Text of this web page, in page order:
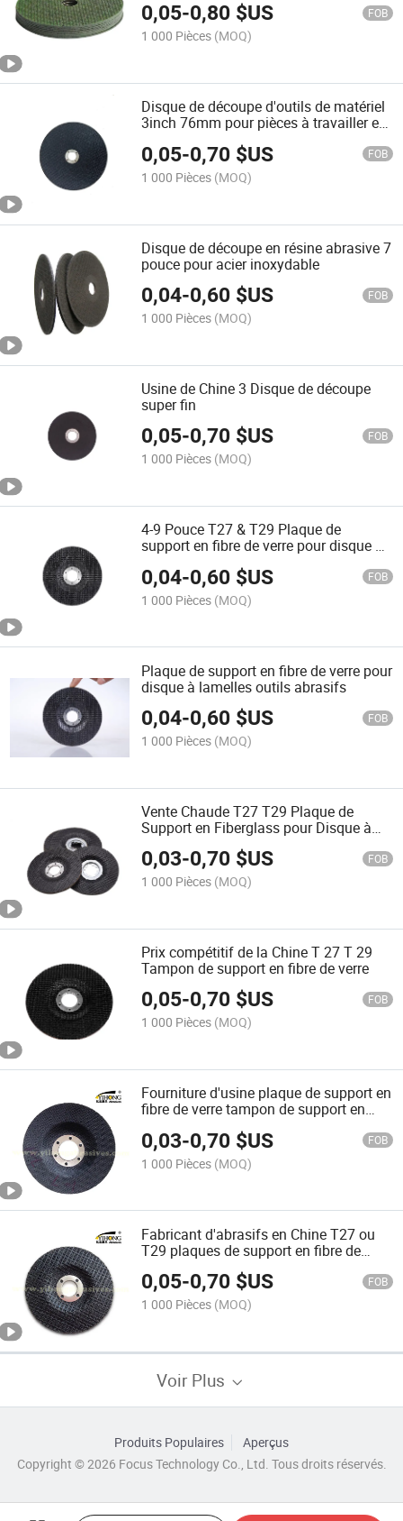
0,05-0,80 $US FOB
1 000 Pièces (MOQ)
Disque de découpe d'outils de matériel
3inch 76mm pour pièces à travailler en
0,05-0,70 $US FOB
1 000 Pièces (MOQ)
Disque de découpe en résine abrasive 7
pouce pour acier inoxydable
0,04-0,60 $US FOB
1 000 Pièces (MOQ)
Usine de Chine 3 Disque de découpe
super fin
0,05-0,70 $US FOB
1 000 Pièces (MOQ)
4-9 Pouce T27 & T29 Plaque de
support en fibre de verre pour disque à
0,04-0,60 $US FOB
1 000 Pièces (MOQ)
Plaque de support en fibre de verre pour
disque à lamelles outils abrasifs
0,04-0,60 $US FOB
1 000 Pièces (MOQ)
Vente Chaude T27 T29 Plaque de
Support en Fiberglass pour Disque à
0,03-0,70 $US FOB
1 000 Pièces (MOQ)
Prix compétitif de la Chine T 27 T 29
Tampon de support en fibre de verre
0,05-0,70 $US FOB
1 000 Pièces (MOQ)
Fourniture d'usine plaque de support en
fibre de verre tampon de support en
0,03-0,70 $US FOB
1 000 Pièces (MOQ)
Fabricant d'abrasifs en Chine T27 ou
T29 plaques de support en fibre de
0,05-0,70 $US FOB
1 000 Pièces (MOQ)
Voir Plus
Produits Populaires
Aperçus
Copyright © 2026 Focus Technology Co., Ltd. Tous droits réservés.